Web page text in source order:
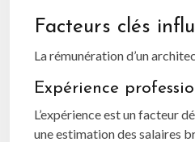
Facteurs clés
La rémunération d’un
Expérience
L’expérience est un facteur
une estimation des salaires